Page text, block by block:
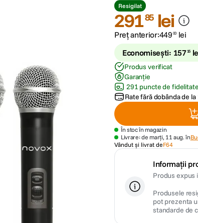
Resigilat
29185 lei
Preț anterior:449 00 lei
Economisești: 15715
Produs verificat
Garanție
291 puncte de fidelitate
Rate fără dobânda de la
În stoc în magazin
Livrare: de marți, 11 aug. în
Vândut și livrat deF64
Informații
Produs expus
Produsele
pot prezenta
standarde de